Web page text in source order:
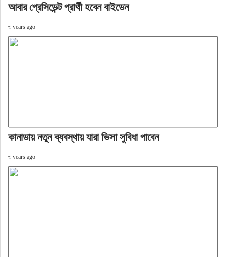
আবার প্রেসিডেন্ট প্রার্থী হবেন বাইডেন
৩ years ago
কানাডায় নতুন ব্যবস্থায় যারা ভিসা সুবিধা পাবেন
৩ years ago